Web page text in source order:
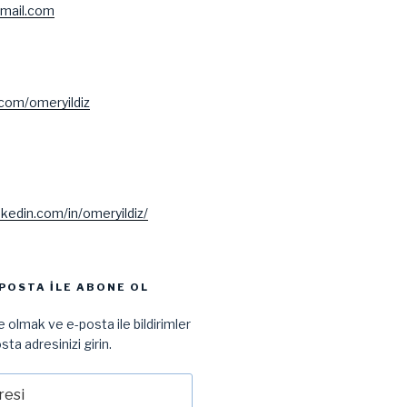
omeryildiz
in/omeryildiz/
ILE ABONE OL
olmak ve e-posta ile bildirimler
adresinizi girin.